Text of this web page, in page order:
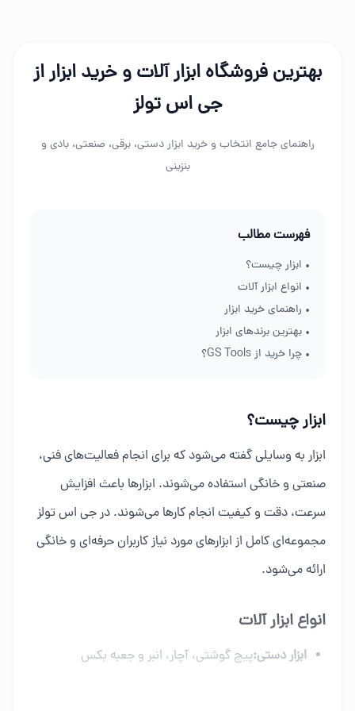
بهترین فروشگاه ابزار آلات و خرید ابزار از
جی اس تولز
راهنمای جامع انتخاب و خرید ابزار دستی، برقی، صنعتی، بادی و
بنزینی
فهرست مطالب
• ابزار چیست؟
• انواع ابزار آلات
• راهنمای خرید ابزار
• بهترین برندهای ابزار
• چرا خرید از GS Tools؟
ابزار چیست؟
ابزار به وسایلی گفته می‌شود که برای انجام فعالیت‌های فنی،
صنعتی و خانگی استفاده می‌شوند. ابزارها باعث افزایش
سرعت، دقت و کیفیت انجام کارها می‌شوند. در جی اس تولز
مجموعه‌ای کامل از ابزارهای مورد نیاز کاربران حرفه‌ای و خانگی
ارائه می‌شود.
انواع ابزار آلات
ابزار دستی:پیچ گوشتی، آچار، انبر و جعبه بکس